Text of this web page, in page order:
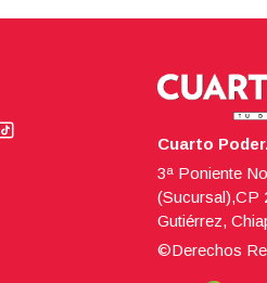
Cuarto
3ª Poniente
(Sucursal),CP
Gutiérrez,
©Derechos